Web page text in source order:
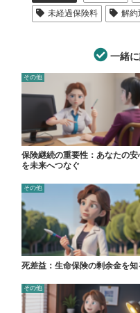
未経過保険料
解約
一緒
その他
保険継続の重要性：あなたの安
を未来へつなぐ
その他
死差益：生命保険の剰余金を知
その他